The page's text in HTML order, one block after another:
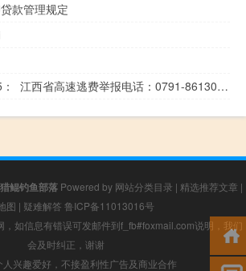
款管理规定
2023-11-16 06:05： 江西省高速逃费举报电话：0791-86130110，逃费举报邮箱：86130110​​​
猎鲲钓鱼部落Powered by 网站分类目录 | 精选推荐文章 |
图 | 疑难解答 鲁ICP备11013016号
，如信息有错误可发邮件到f_fb#foxmail.com说明，我们
会及时纠正，谢谢
兴趣爱好，不接盈利性广告及商业合作